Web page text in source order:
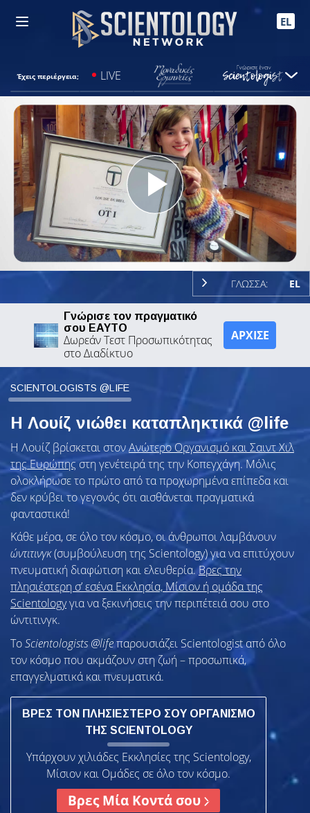
EL
Έχεις περιέργεια; LIVE
Play
Video
ΓΛΩΣΣΑ: EL
Γνώρισε τον πραγματικό
σου ΕΑΥΤΟ
Δωρεάν Τεστ Προσωπικότητας
στο Διαδίκτυο
ΑΡΧΙΣΕ
SCIENTOLOGISTS @LIFE
Η Λουίζ νιώθει καταπληκτικά @life
Η Λουίζ βρίσκεται στονΑνώτερο Οργανισμό και Σαιντ Χιλ
της Ευρώπηςστη γενέτειρά της την Κοπεγχάγη. Μόλις
ολοκλήρωσε το πρώτο από τα προχωρημένα επίπεδα και
δεν κρύβει το γεγονός ότι αισθάνεται πραγματικά
φανταστικά!
Κάθε μέρα, σε όλο τον κόσμο, οι άνθρωποι λαμβάνουν
ώντιτινγκ(συμβούλευση της Scientology) για να επιτύχουν
πνευματική διαφώτιση και ελευθερία.Βρες την
πλησιέστερη σ’ εσένα Εκκλησία, Μίσιον ή ομάδα της
Scientologyγια να ξεκινήσεις την περιπέτειά σου στο
ώντιτινγκ.
ΤοScientologists @lifeπαρουσιάζει Scientologist από όλο
τον κόσμο που ακμάζουν στη ζωή – προσωπικά,
επαγγελματικά και πνευματικά.
ΒΡΕΣ ΤΟΝ ΠΛΗΣΙΕΣΤΕΡΟ ΣΟΥ ΟΡΓΑΝΙΣΜΟ
ΤΗΣ SCIENTOLOGY
Υπάρχουν χιλιάδες Εκκλησίες της Scientology,
Μίσιον και Ομάδες σε όλο τον κόσμο.
Βρες Μία Κοντά σου